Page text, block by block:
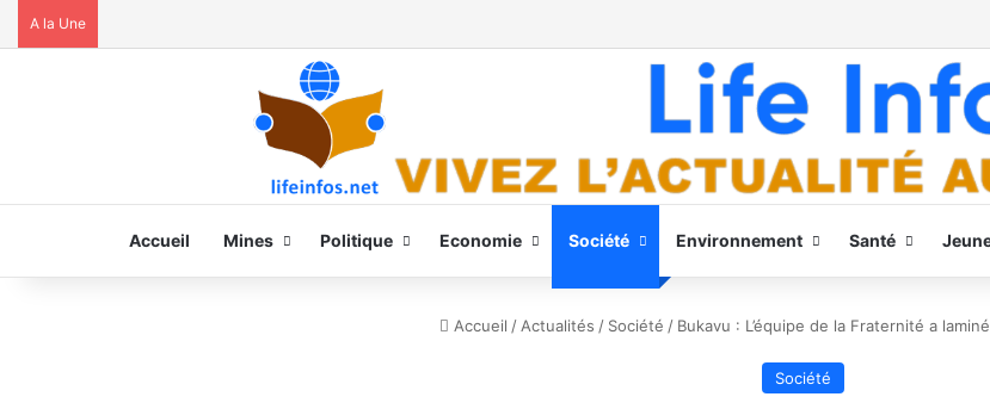
A la Une
Accueil Mines Politique Economie Société Environnement Santé
Accueil / Actualités / Société / Bukavu : L’équipe de la Fraternité a
Société